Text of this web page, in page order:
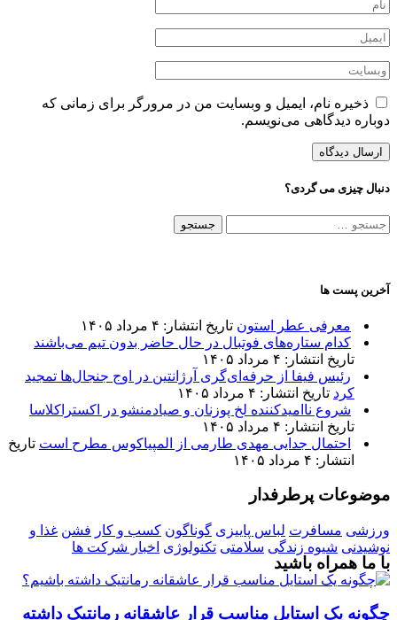
ذخیره نام، ایمیل و وبسایت من در مرورگر برای زمانی که
دوباره دیدگاهی می‌نویسم.
دنبال چیزی می گردی؟
جستجو
آخرین پست ها
معرفی عطر استون تاریخ انتشار: ۴ مرداد ۱۴۰۵
کدام ستاره‌های فوتبال در حال حاضر بدون تیم می‌باشند
تاریخ انتشار: ۴ مرداد ۱۴۰۵
رئیس فیفا از حرفه‌ای‌گری آرژانتین در اوج جنجال‌ها تمجید
کرد تاریخ انتشار: ۴ مرداد ۱۴۰۵
شروع ناامیدکننده لخ پوزنان و صیادمنشو در اکستراکلاسا
تاریخ انتشار: ۴ مرداد ۱۴۰۵
احتمال جدایی مهدی طارمی از المپیاکوس مطرح است تاریخ
انتشار: ۴ مرداد ۱۴۰۵
موضوعات پرطرفدار
ورزشی مسافرت لباس پاییزی گوناگون کسب و کار فشن غذا و
نوشیدنی شیوه زندگی سلامتی تکنولوژی اخبار شرکت ها
با ما همراه باشید
چگونه یک استایل مناسب قرار عاشقانه رمانتیک داشته